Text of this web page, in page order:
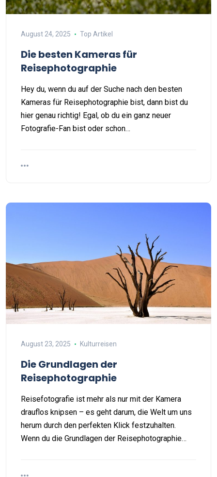
August 24, 2025 Top Artikel
Die besten Kameras für
Reisephotographie
Hey du, wenn du auf der Suche nach den besten
Kameras für Reisephotographie bist, dann bist du
hier genau richtig! Egal, ob du ein ganz neuer
Fotografie-Fan bist oder schon…
August 23, 2025 Kulturreisen
Die Grundlagen der
Reisephotographie
Reisefotografie ist mehr als nur mit der Kamera
drauflos knipsen – es geht darum, die Welt um uns
herum durch den perfekten Klick festzuhalten.
Wenn du die Grundlagen der Reisephotographie…